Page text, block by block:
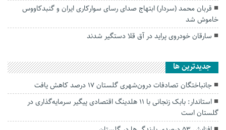
قربان محمد (سردار) ابتهاج صدای رسای سوارکاری ایران و گنبدکاووس
خاموش شد
سارقان خودروی پراید در آق قلا دستگیر شدند
جديدترين ها
جانباختگان تصادفات درون‌شهری گلستان ۱۷ درصد کاهش یافت
استاندار: بابک زنجانی با ۱۱ هلدینگ اقتصادی پیگیر سرمایه‌گذاری در
گلستان است